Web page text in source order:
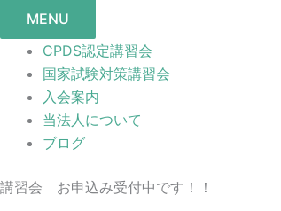
MENU
CPDS認定講習会
国家試験対策講習会
入会案内
当法人について
ブログ
講習会 お申込み受付中です！！